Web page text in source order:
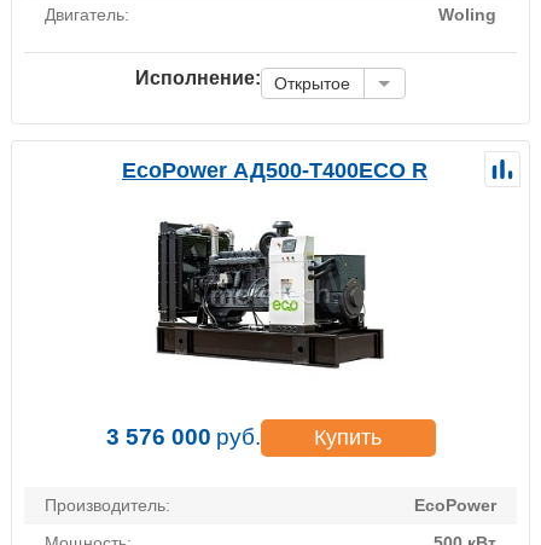
Двигатель:
Woling
Исполнение: Открытое
EcoPower АД500-T400ECO R
3 576 000 руб. Купить
Производитель:
EcoPower